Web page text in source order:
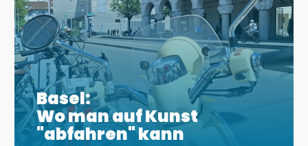
Basel:
Wo man auf Kunst
"abfahren" kann